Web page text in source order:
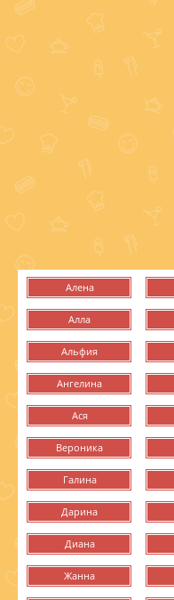
Алена
Алла
Альфия
Ангелина
Ася
Вероника
Галина
Дарина
Диана
Жанна